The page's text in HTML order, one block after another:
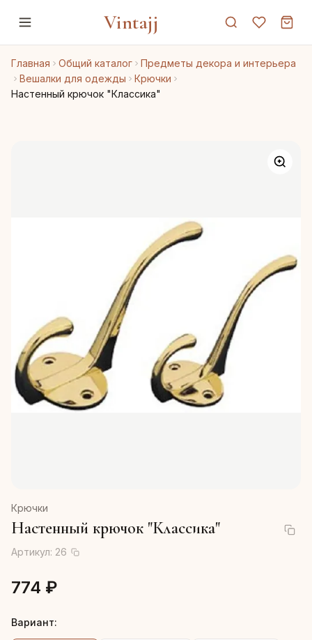
Vintajj
Главная Общий каталог
Предметы декора и интерьера
Вешалки для одежды
Крючки
Настенный крючок "Классика"
Крючки
Настенный крючок "Классика"
Артикул: 26
774 ₽
Вариант: